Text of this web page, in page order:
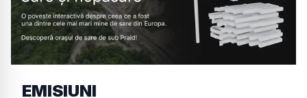
EMISIUNI